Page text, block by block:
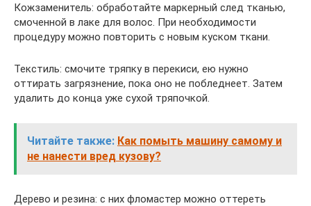
Кожзаменитель: обработайте маркерный след тканью,
смоченной в лаке для волос. При необходимости
процедуру можно повторить с новым куском ткани.
Текстиль: смочите тряпку в перекиси, ею нужно
оттирать загрязнение, пока оно не побледнеет. Затем
удалить до конца уже сухой тряпочкой.
Читайте также: Как помыть машину самому и
не нанести вред кузову?
Дерево и резина: с них фломастер можно оттереть